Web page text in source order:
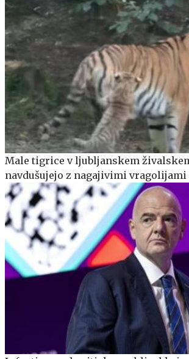
Male tigrice v ljubljanskem
navdušujejo z nagajivimi vragolijami